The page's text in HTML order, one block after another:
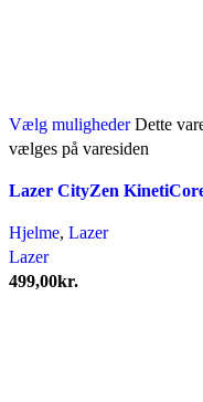
Vælg muligheder Dette
vælges på varesiden
Lazer CityZen
Hjelme, Lazer
Lazer
499,00kr.